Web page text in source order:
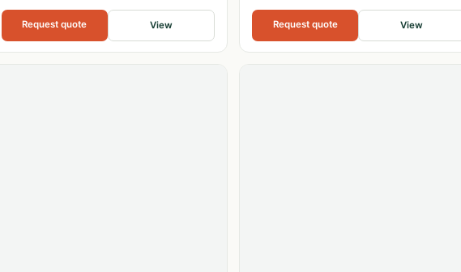
Request quote View Request quote View